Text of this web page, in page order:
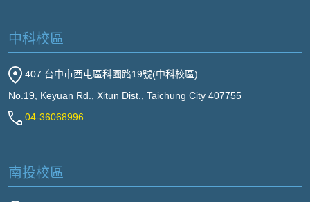
中科校區
407 台中市西屯區科園路19號(中科校區)
No.19, Keyuan Rd., Xitun Dist., Taichung City 407755
04-36068996
南投校區